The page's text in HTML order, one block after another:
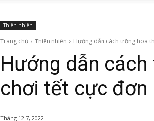
Thiên nhiên
Trang chủ Thiên nhiên Hướng dẫn cách trồng hoa
Hướng dẫn
chơi tết cực đơn
Tháng 12 7, 2022